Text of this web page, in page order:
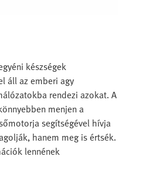
készségek
áll az emberi agy
rendezi azokat. A
menjen a
segítségével hívja
hanem meg is értsék.
lennének